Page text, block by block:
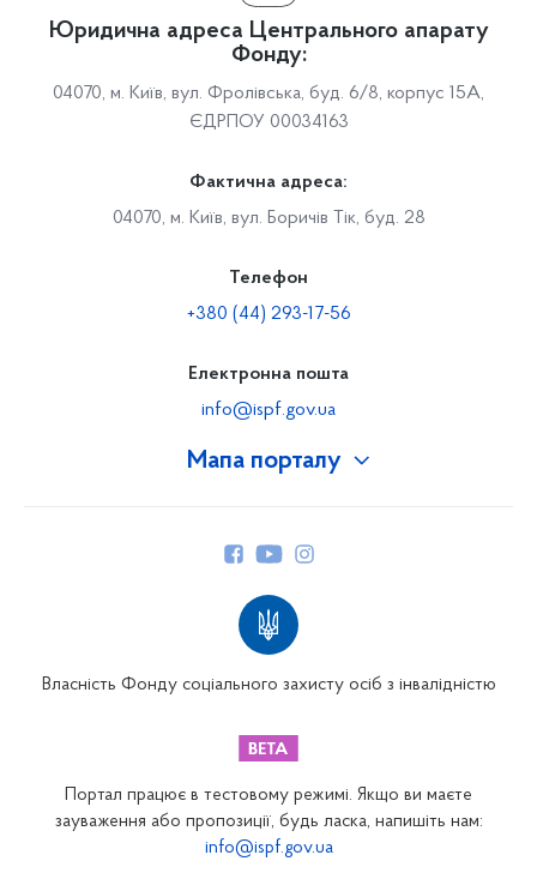
Мапа порталу
Закарпатське відділення
Запорізьке відділення
Юридична адреса Центрального апарату
Фонду:
04070, м. Київ, вул. Фролівська, буд. 6/8, корпус 15А,
ЄДРПОУ 00034163
Фактична адреса:
04070, м. Київ, вул. Боричів Тік, буд. 28
Телефон
+380 (44) 293-17-56
Електронна пошта
info@ispf.gov.ua
Власність Фонду соціального захисту осіб з інвалідністю
Портал працює в тестовому режимі. Якщо ви маєте
зауваження або пропозиції, будь ласка, напишіть нам:
info@ispf.gov.ua